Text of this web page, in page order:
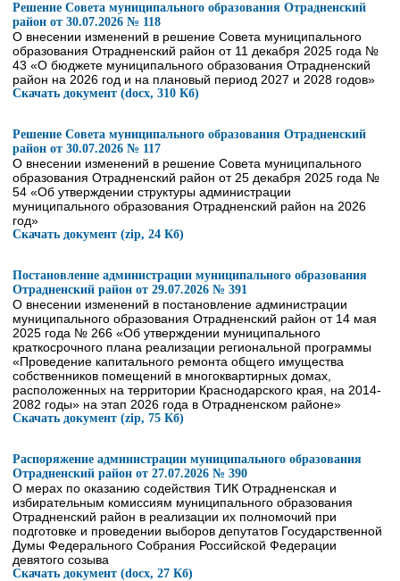
Решение Совета муниципального образования Отрадненский
район от 30.07.2026 № 118
О внесении изменений в решение Совета муниципального
образования Отрадненский район от 11 декабря 2025 года №
43 «О бюджете муниципального образования Отрадненский
район на 2026 год и на плановый период 2027 и 2028 годов»
Скачать документ (docx, 310 Кб)
Решение Совета муниципального образования Отрадненский
район от 30.07.2026 № 117
О внесении изменений в решение Совета муниципального
образования Отрадненский район от 25 декабря 2025 года №
54 «Об утверждении структуры администрации
муниципального образования Отрадненский район на 2026
год»
Скачать документ (zip, 24 Кб)
Постановление администрации муниципального образования
Отрадненский район от 29.07.2026 № 391
О внесении изменений в постановление администрации
муниципального образования Отрадненский район от 14 мая
2025 года № 266 «Об утверждении муниципального
краткосрочного плана реализации региональной программы
«Проведение капитального ремонта общего имущества
собственников помещений в многоквартирных домах,
расположенных на территории Краснодарского края, на 2014-
2082 годы» на этап 2026 года в Отрадненском районе»
Скачать документ (zip, 75 Кб)
Распоряжение администрации муниципального образования
Отрадненский район от 27.07.2026 № 390
О мерах по оказанию содействия ТИК Отрадненская и
избирательным комиссиям муниципального образования
Отрадненский район в реализации их полномочий при
подготовке и проведении выборов депутатов Государственной
Думы Федерального Собрания Российской Федерации
девятого созыва
Скачать документ (docx, 27 Кб)